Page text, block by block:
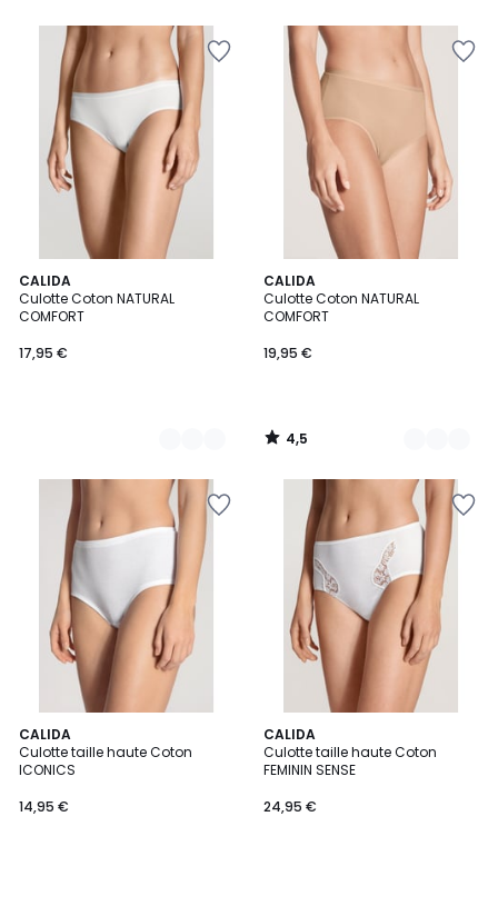
CALIDA
Culotte Coton NATURAL
COMFORT
17,95 €
8
Couleurs
CALIDA
Culotte Coton NATURAL
COMFORT
19,95 €
4,5
/ 5
6
Couleurs
4,5
/
CALIDA
Culotte taille haute Coton
ICONICS
14,95 €
CALIDA
Culotte taille haute Coton
FEMININ SENSE
24,95 €